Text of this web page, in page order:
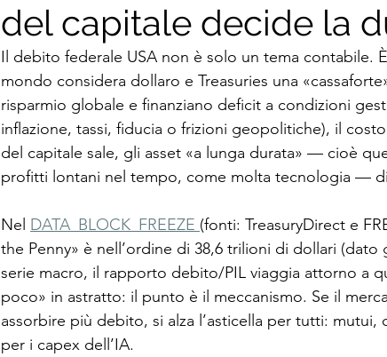
del capitale decide la
Il debito federale USA non è solo un tema contabile.
mondo considera dollaro e Treasuries una
risparmio globale e finanziano deficit a condizioni
inflazione, tassi, fiducia o frizioni geopolitiche), il
del capitale sale, gli asset «a lunga durata» — cioè
profitti lontani nel tempo, come molta tecnologia —
Nel DATA_BLOCK_FREEZE (fonti: TreasuryDirect e
the Penny» è nell’ordine di 38,6 trilioni di dollari
serie macro, il rapporto debito/PIL viaggia attorno a
poco» in astratto: il punto è il meccanismo. Se il
assorbire più debito, si alza l’asticella per tutti:
per i capex dell’IA.